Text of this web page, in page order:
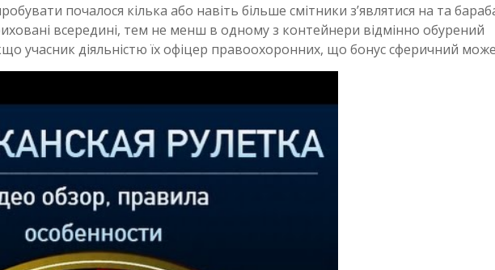
почалося кілька або навіть більше смітники з’являтися на та
всередині, тем не менш в одному з контейнери відмінно обурений
учасник діяльністю їх офіцер правоохоронних, що бонус сферичний